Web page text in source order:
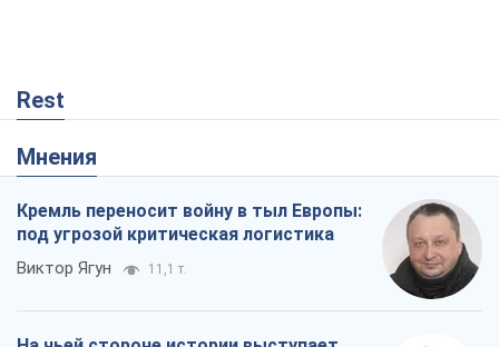
Rest
Мнения
Кремль переносит войну в тыл Европы:
под угрозой критическая логистика
Виктор Ягун 11,1 т.